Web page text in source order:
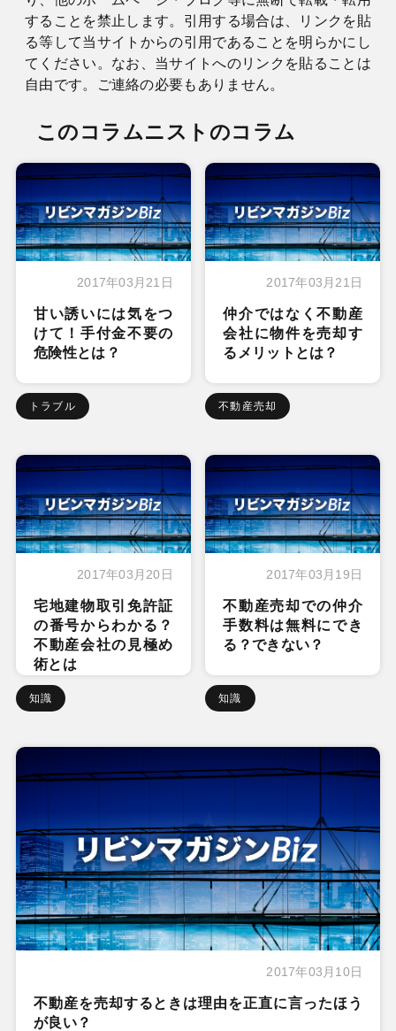
することを禁止します。引用する場合は、リンクを貼
る等して当サイトからの引用であることを明らかにし
てください。なお、当サイトへのリンクを貼ることは
自由です。ご連絡の必要もありません。
このコラムニストのコラム
2017年03月21日
甘い誘いには気をつ
けて！手付金不要の
危険性とは？
トラブル
2017年03月21日
仲介ではなく不動産
会社に物件を売却す
るメリットとは？
不動産売却
2017年03月20日
宅地建物取引免許証
の番号からわかる？
不動産会社の見極め
術とは
知識
2017年03月19日
不動産売却での仲介
手数料は無料にでき
る？できない？
知識
2017年03月10日
不動産を売却するときは理由を正直に言ったほう
が良い？